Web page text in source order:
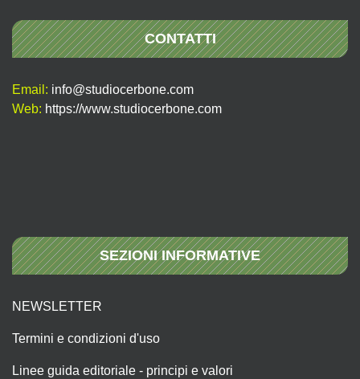
CONTATTI
Email: info@studiocerbone.com
Web: https://www.studiocerbone.com
SEZIONI INFORMATIVE
NEWSLETTER
Termini e condizioni d'uso
Linee guida editoriale - principi e valori